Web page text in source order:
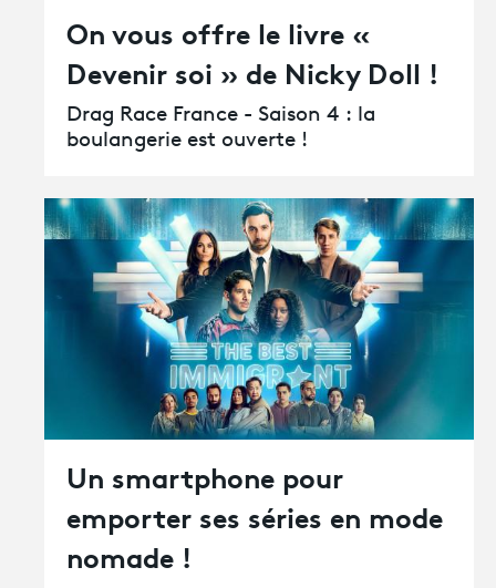
On vous offre le livre «
Devenir soi » de Nicky Doll !
Drag Race France - Saison 4 : la
boulangerie est ouverte !
Un smartphone pour
emporter ses séries en mode
nomade !